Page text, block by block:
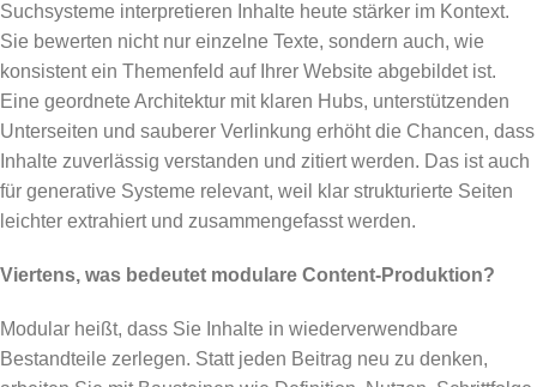
Suchsysteme interpretieren Inhalte heute stärker im Kontext.
Sie bewerten nicht nur einzelne Texte, sondern auch, wie
konsistent ein Themenfeld auf Ihrer Website abgebildet ist.
Eine geordnete Architektur mit klaren Hubs, unterstützenden
Unterseiten und sauberer Verlinkung erhöht die Chancen, dass
Inhalte zuverlässig verstanden und zitiert werden. Das ist auch
für generative Systeme relevant, weil klar strukturierte Seiten
leichter extrahiert und zusammengefasst werden.
Viertens, was bedeutet modulare Content-Produktion?
Modular heißt, dass Sie Inhalte in wiederverwendbare
Bestandteile zerlegen. Statt jeden Beitrag neu zu denken,